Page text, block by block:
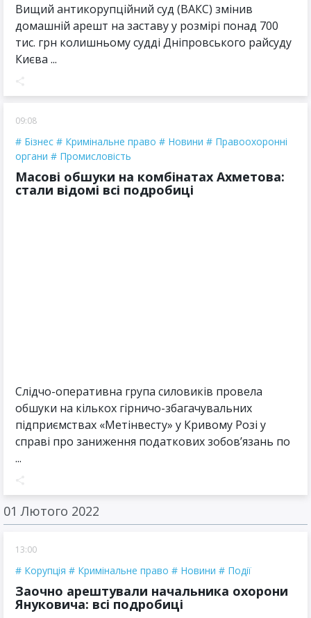
Вищий антикорупційний суд (ВАКС) змінив
домашній арешт на заставу у розмірі понад 700
тис. грн колишньому судді Дніпровського райсуду
Києва ...
09:08
Бізнес Кримінальне право Новини
Правоохоронні
органи
Промисловість
Масові обшуки на комбінатах Ахметова:
стали відомі всі подробиці
Слідчо-оперативна група силовиків провела
обшуки на кількох гірничо-збагачувальних
підприємствах «Метінвесту» у Кривому Розі у
справі про заниження податкових зобов’язань по
...
01 Лютого 2022
13:00
Корупція Кримінальне право Новини Події
Заочно арештували начальника охорони
Януковича: всі подробиці